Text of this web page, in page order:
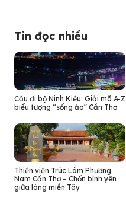
Tin đọc nhiều
Cầu đi bộ Ninh Kiều: Giải mã A-Z
biểu tượng “sống ảo” Cần Thơ
Thiền viện Trúc Lâm Phương
Nam Cần Thơ – Chốn bình yên
giữa lòng miền Tây